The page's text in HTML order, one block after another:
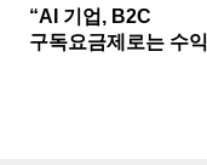
“AI 기업, B2C
구독요금제로는 수